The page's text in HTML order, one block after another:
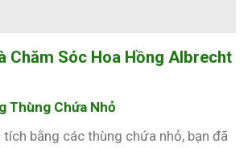
Chăm Sóc Hoa Hồng Albrecht
Thùng Chứa Nhỏ
bằng các thùng chứa nhỏ, bạn đã